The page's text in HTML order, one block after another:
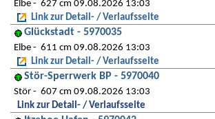
Elbe
627 cm 09.08.2026 13:03
Link zur Detail- / Verlaufsseite
Glückstadt - 5970035
Elbe
611 cm 09.08.2026 13:03
Link zur Detail- / Verlaufsseite
Stör-Sperrwerk BP - 5970040
Stör
607 cm 09.08.2026 13:03
Link zur Detail- / Verlaufsseite